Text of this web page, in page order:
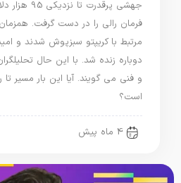
فرمان رالی را در دست گرفت.
مرتبط با کریپتو سبزپوش شدند و
دوباره زنده شد. با این حال
و فنی می گویند. آیا این بار مسیر تا
است؟
4 ماه پیش